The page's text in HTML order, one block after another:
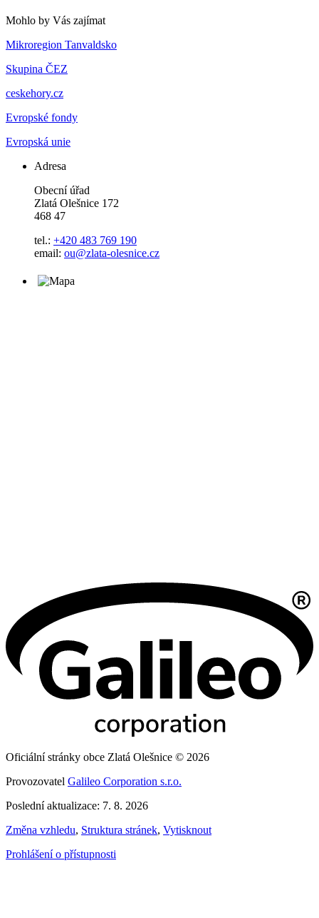
Mohlo by Vás zajímat
Mikroregion Tanvaldsko
Skupina ČEZ
ceskehory.cz
Evropské fondy
Evropská unie
Adresa
Obecní úřad
Zlatá Olešnice 172
468 47
tel.: +420 483 769 190
email: ou@zlata-olesnice.cz
Oficiální stránky obce Zlatá Olešnice © 2026
Provozovatel Galileo Corporation s.r.o.
Poslední aktualizace: 7. 8. 2026
Změna vzhledu, Struktura stránek, Vytisknout
Prohlášení o přístupnosti